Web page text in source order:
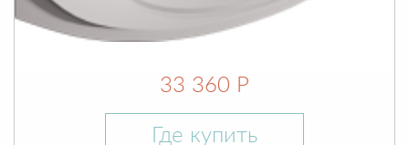
33 360 Р
Где купить